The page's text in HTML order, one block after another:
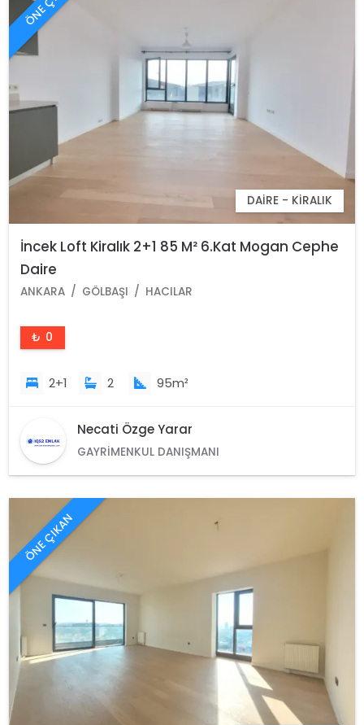
DAIRE - KIRALIK
İncek Loft Kiralık 2+1 85 M² 6.Kat Mogan Cephe
Daire
ANKARA GÖLBAŞI HACILAR
₺ 0
2+1 2 95m²
Necati Özge Yarar
GAYRIMENKUL DANIŞMANI
ÖNE ÇIKAN